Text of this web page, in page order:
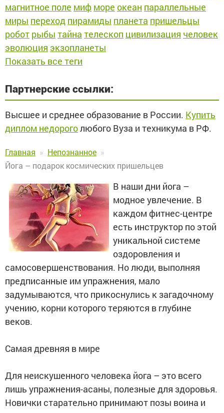
магнитное поле миф море океан параллельные
миры переход пирамиды планета пришельцы
робот рыбы тайна телескоп цивилизация человек
эволюция экзопланеты
Показать все теги
Партнерские ссылки:
Высшее и среднее образование в России. Купить
диплом недороголюбого Вуза и техникума в РФ.
Главная
Непознанное
Йога – подарок космических пришельцев
В наши дни йога –
модное увлечение. В
каждом фитнес-центре
есть инструктор по этой
уникальной системе
оздоровления и
самосовершенствования. Но люди, выполняя
предписанные им упражнения, мало
задумываются, что прикоснулись к загадочному
учению, корни которого теряются в глубине
веков.
Самая древняя в мире
Для неискушенного человека йога – это всего
лишь упражнения-асаны, полезные для здоровья.
Новички старательно принимают позы воина и